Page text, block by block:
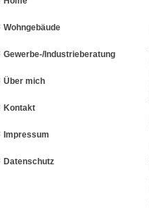
Wohngebäude
Gewerbe-/Industrieberatung
Über mich
Kontakt
Impressum
Datenschutz